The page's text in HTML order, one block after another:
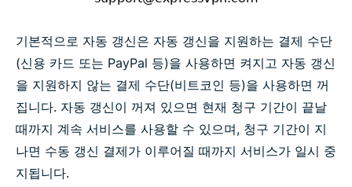
기본적으로 자동 갱신은 자동 갱신을 지원하는 결제 수단
(신용 카드 또는 PayPal 등)을 사용하면 켜지고 자동 갱신
을 지원하지 않는 결제 수단(비트코인 등)을 사용하면 꺼
집니다. 자동 갱신이 꺼져 있으면 현재 청구 기간이 끝날
때까지 계속 서비스를 사용할 수 있으며, 청구 기간이 지
나면 수동 갱신 결제가 이루어질 때까지 서비스가 일시 중
지됩니다.